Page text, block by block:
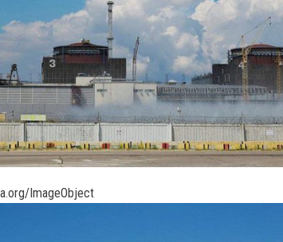
ImageObject